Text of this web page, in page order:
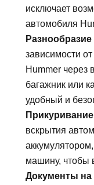
исключает
автомобиля
зависимости
Hummer через
багажник или
удобный и
вскрытия
машину, чтобы
Документы на